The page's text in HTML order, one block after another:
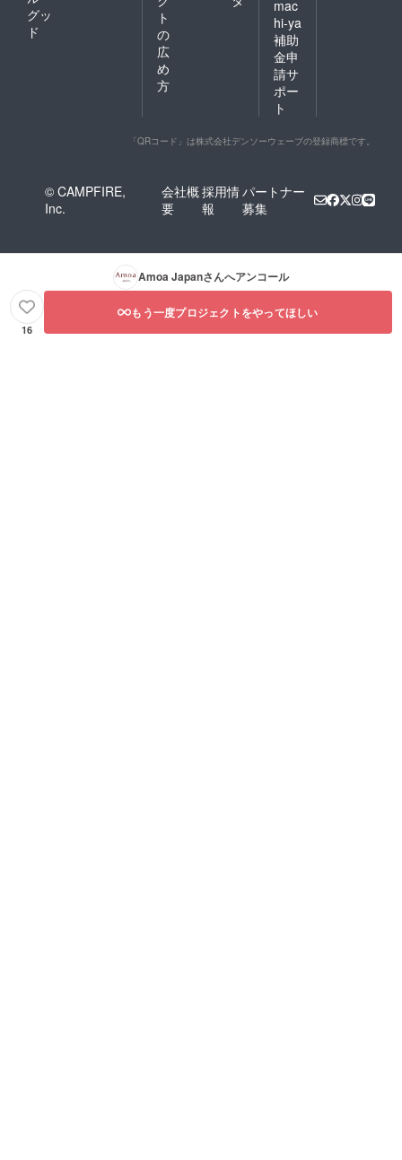
グッ
ド
ト
の
広
め
方
mac
hi-ya
補助
金申
請サ
ポー
ト
「QRコード」は株式会社デンソーウェーブの登録商標です。
© CAMPFIRE,
Inc.
会社概
要
採用情
報
パートナー
募集
Amoa Japanさんへアンコール
16
もう一度プロジェクトをやってほしい